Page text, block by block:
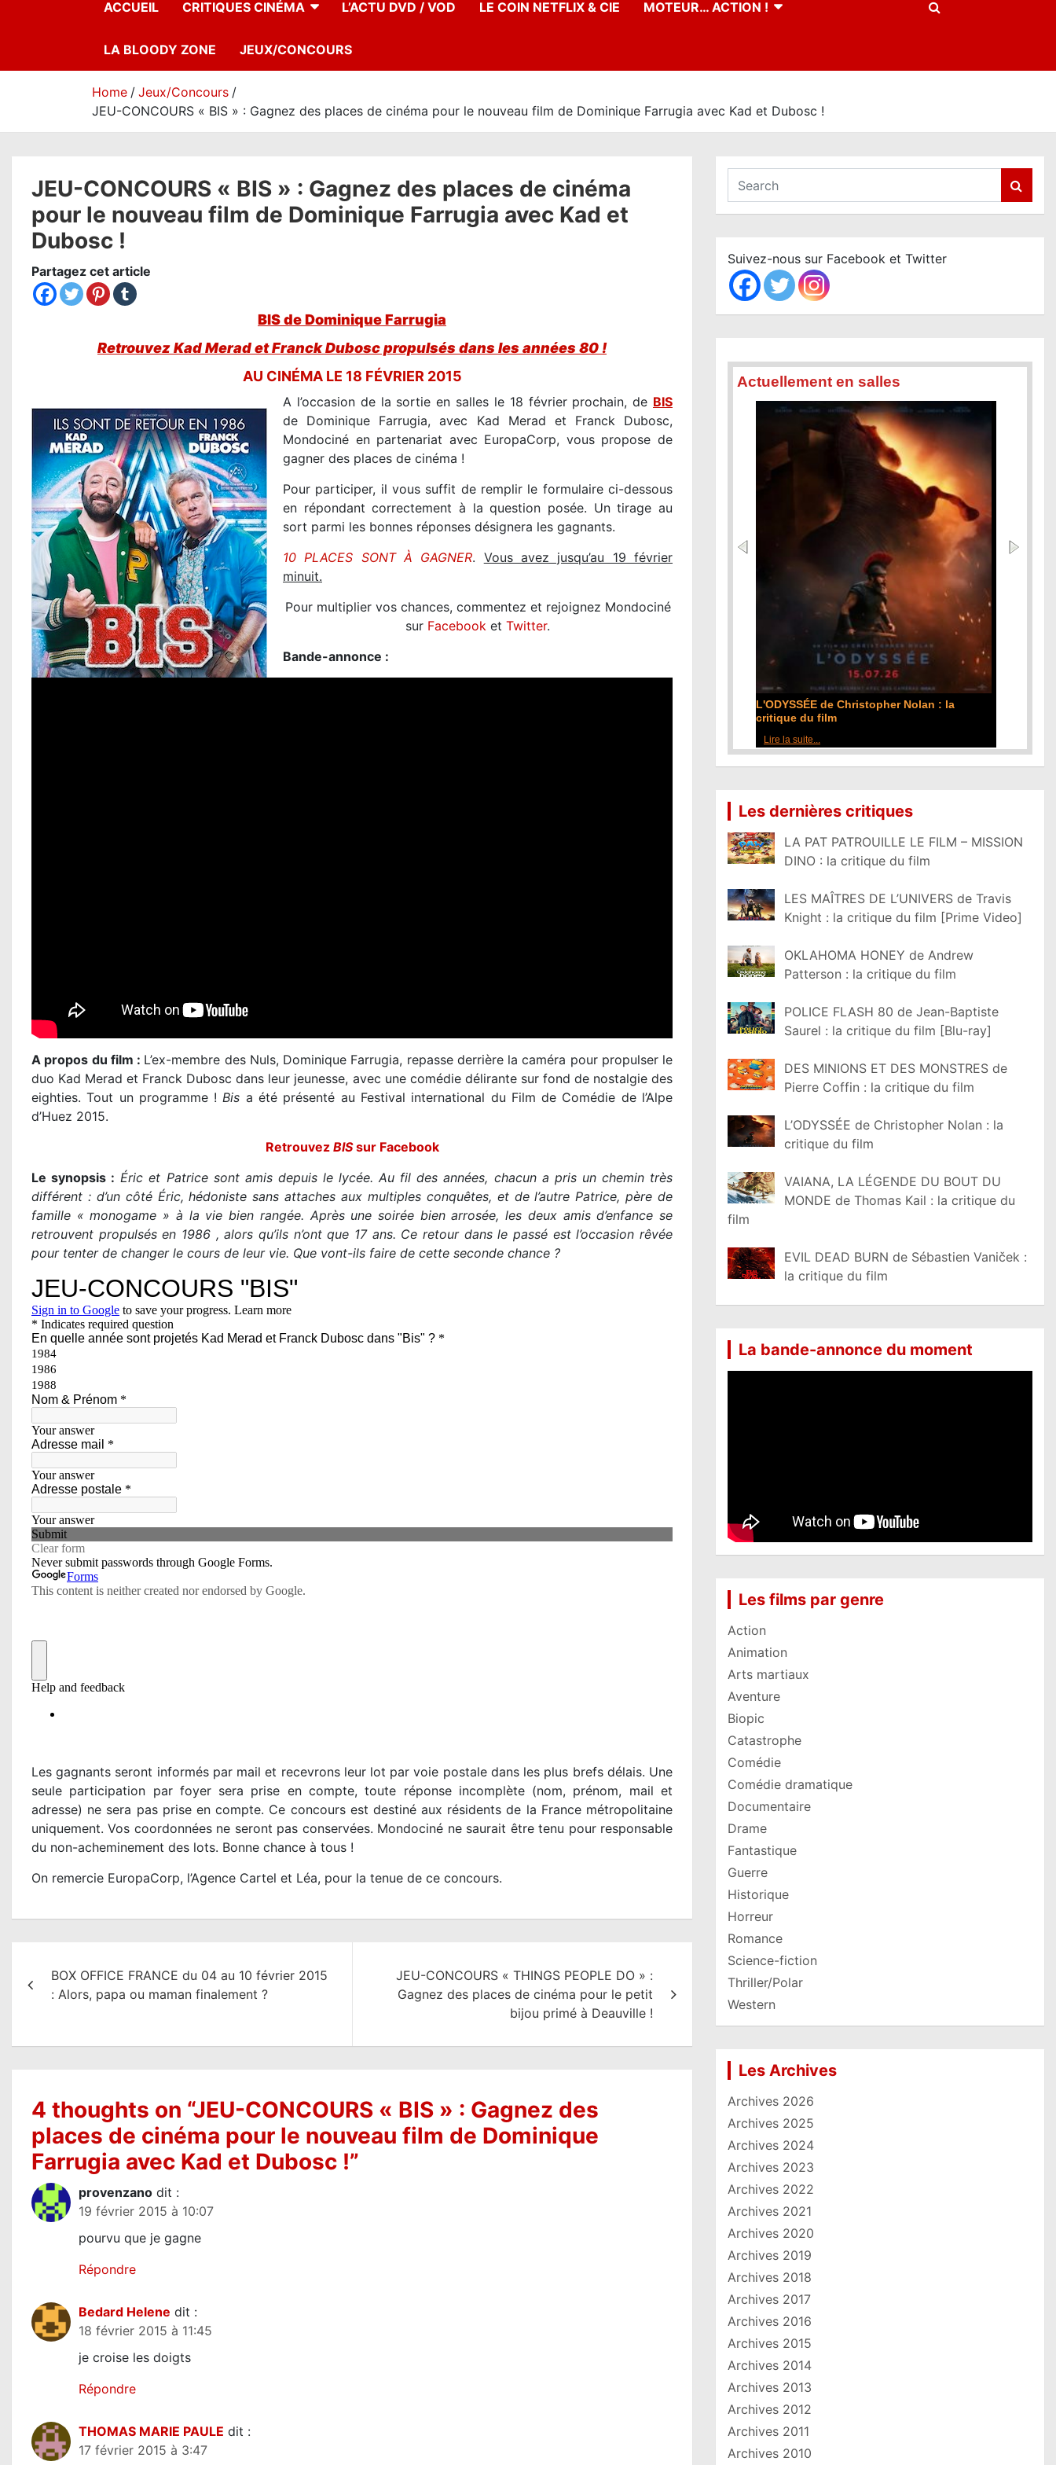
ACCUEIL CRITIQUES CINÉMA L’ACTU DVD / VOD LE COIN NETFLIX & CIE MOTEUR… ACTION !
LA BLOODY ZONE JEUX/CONCOURS
Home
Jeux/Concours
JEU-CONCOURS « BIS » : Gagnez des places de cinéma pour le nouveau film de Dominique Farrugia avec Kad et Dubosc !
JEU-CONCOURS « BIS » : Gagnez des places de cinéma
pour le nouveau film de Dominique Farrugia avec Kad et
Dubosc !
Partagez cet article
BIS de Dominique Farrugia
Retrouvez Kad Merad et Franck Dubosc propulsés dans les années 80 !
AU CINÉMA LE 18 FÉVRIER 2015
A l’occasion de la sortie en salles le 18 février prochain, de BIS
de Dominique Farrugia, avec Kad Merad et Franck Dubosc,
Mondociné en partenariat avec EuropaCorp, vous propose de
gagner des places de cinéma !
Pour participer, il vous suffit de remplir le formulaire ci-dessous
en répondant correctement à la question posée. Un tirage au
sort parmi les bonnes réponses désignera les gagnants.
10 PLACES SONT À GAGNER. Vous avez jusqu’au 19 février
minuit.
Pour multiplier vos chances, commentez et rejoignez Mondociné
sur Facebook et Twitter.
Bande-annonce :
A propos du film : L’ex-membre des Nuls, Dominique Farrugia, repasse derrière la caméra pour propulser le
duo Kad Merad et Franck Dubosc dans leur jeunesse, avec une comédie délirante sur fond de nostalgie des
eighties. Tout un programme !Bis a été présenté au Festival international du Film de Comédie de l’Alpe
d’Huez 2015.
Retrouvez BISsur Facebook
Le synopsis : Éric et Patrice sont amis depuis le lycée. Au fil des années, chacun a pris un chemin très
différent : d’un côté Éric, hédoniste sans attaches aux multiples conquêtes, et de l’autre Patrice, père de
famille « monogame » à la vie bien rangée. Après une soirée bien arrosée, les deux amis d’enfance se
retrouvent propulsés en 1986 , alors qu’ils n’ont que 17 ans. Ce retour dans le passé est l’occasion rêvée
pour tenter de changer le cours de leur vie. Que vont-ils faire de cette seconde chance ?
Les gagnants seront informés par mail et recevrons leur lot par voie postale dans les plus brefs délais. Une
seule participation par foyer sera prise en compte, toute réponse incomplète (nom, prénom, mail et
adresse) ne sera pas prise en compte. Ce concours est destiné aux résidents de la France métropolitaine
uniquement. Vos coordonnées ne seront pas conservées. Mondociné ne saurait être tenu pour responsable
du non-acheminement des lots. Bonne chance à tous !
On remercie EuropaCorp, l’Agence Cartel et Léa, pour la tenue de ce concours.
i
BOX OFFICE FRANCE du 04 au 10 février 2015
: Alors, papa ou maman finalement ?
JEU-CONCOURS « THINGS PEOPLE DO » :
Gagnez des places de cinéma pour le petit
bijou primé à Deauville !
4 thoughts on “JEU-CONCOURS « BIS » : Gagnez des
places de cinéma pour le nouveau film de Dominique
Farrugia avec Kad et Dubosc !”
provenzano dit :
19 février 2015 à 10:07
pourvu que je gagne
Répondre
Bedard Helene dit :
18 février 2015 à 11:45
je croise les doigts
Répondre
THOMAS MARIE PAULE dit :
17 février 2015 à 3:47
a
c
h
Suivez-nous sur Facebook et Twitter
Actuellement en salles
L'ODYSSÉE de Christopher Nolan : la
critique du film
Lire la suite...
Les dernières critiques
LA PAT PATROUILLE LE FILM – MISSION
DINO : la critique du film
LES MAÎTRES DE L’UNIVERS de Travis
Knight : la critique du film [Prime Video]
OKLAHOMA HONEY de Andrew
Patterson : la critique du film
POLICE FLASH 80 de Jean-Baptiste
Saurel : la critique du film [Blu-ray]
DES MINIONS ET DES MONSTRES de
Pierre Coffin : la critique du film
L’ODYSSÉE de Christopher Nolan : la
critique du film
VAIANA, LA LÉGENDE DU BOUT DU
MONDE de Thomas Kail : la critique du
film
EVIL DEAD BURN de Sébastien Vaniček :
la critique du film
La bande-annonce du moment
Les films par genre
Action
Animation
Arts martiaux
Aventure
Biopic
Catastrophe
Comédie
Comédie dramatique
Documentaire
Drame
Fantastique
Guerre
Historique
Horreur
Romance
Science-fiction
Thriller/Polar
Western
Les Archives
Archives 2026
Archives 2025
Archives 2024
Archives 2023
Archives 2022
Archives 2021
Archives 2020
Archives 2019
Archives 2018
Archives 2017
Archives 2016
Archives 2015
Archives 2014
Archives 2013
Archives 2012
Archives 2011
Archives 2010